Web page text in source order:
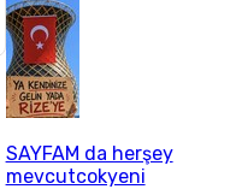
SAYFAM da herşey
mevcutcokyeni